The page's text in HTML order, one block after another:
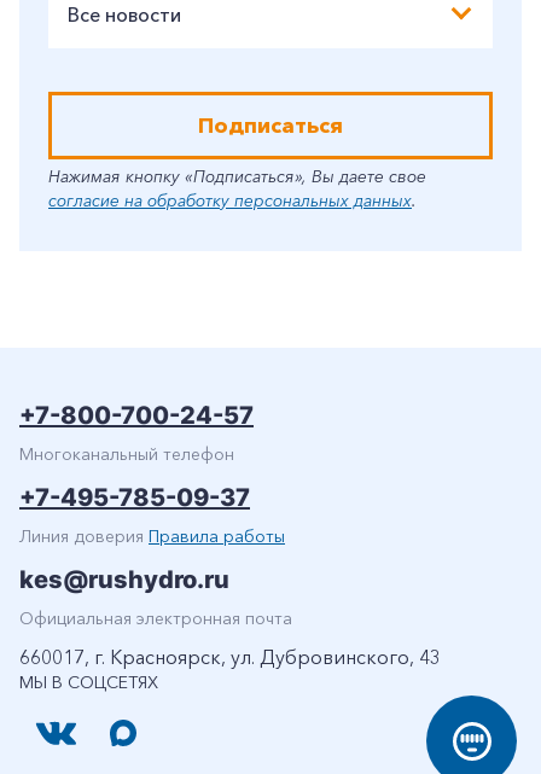
Все новости
Подписаться
Нажимая кнопку «Подписаться», Вы даете свое
согласие на обработку персональных данных.
МЫ В СОЦСЕТЯХ
+7-800-700-24-57
Многоканальный телефон
+7-495-785-09-37
Линия доверия Правила работы
kes@rushydro.ru
Официальная электронная почта
660017, г. Красноярск, ул. Дубровинского, 43